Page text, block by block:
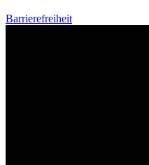
Barrierefreiheit